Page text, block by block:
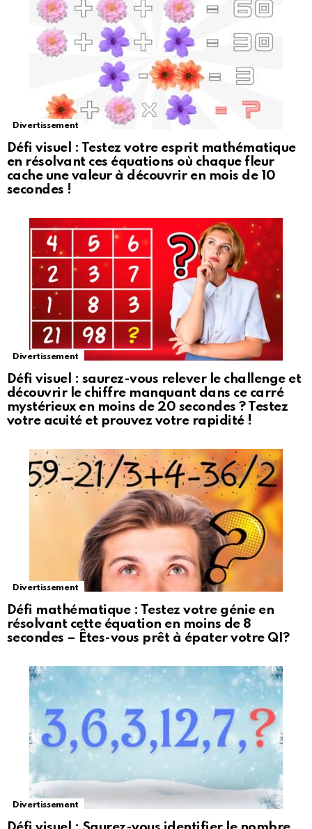
Divertissement
Défi visuel : Testez votre esprit mathématique
en résolvant ces équations où chaque fleur
cache une valeur à découvrir en mois de 10
secondes !
Divertissement
Défi visuel : saurez-vous relever le challenge et
découvrir le chiffre manquant dans ce carré
mystérieux en moins de 20 secondes ? Testez
votre acuité et prouvez votre rapidité !
Divertissement
Défi mathématique : Testez votre génie en
résolvant cette équation en moins de 8
secondes – Êtes-vous prêt à épater votre QI?
Divertissement